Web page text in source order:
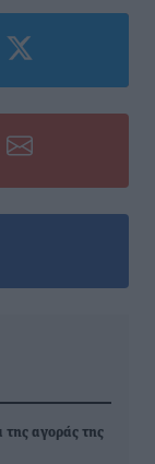
της αγοράς της